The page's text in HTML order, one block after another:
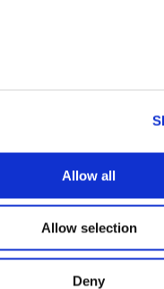
Allow all
Allow selection
Deny